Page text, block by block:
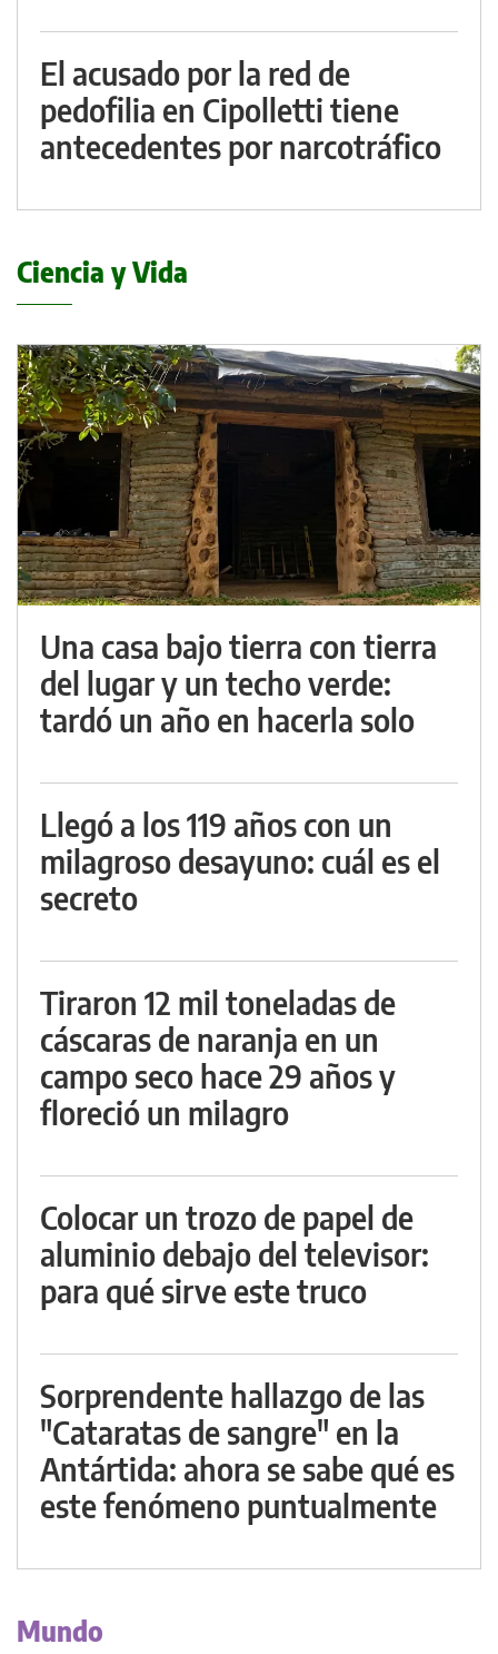
El acusado por la red de
pedofilia en Cipolletti tiene
antecedentes por narcotráfico
Ciencia y Vida
Una casa bajo tierra con tierra
del lugar y un techo verde:
tardó un año en hacerla solo
Llegó a los 119 años con un
milagroso desayuno: cuál es el
secreto
Tiraron 12 mil toneladas de
cáscaras de naranja en un
campo seco hace 29 años y
floreció un milagro
Colocar un trozo de papel de
aluminio debajo del televisor:
para qué sirve este truco
Sorprendente hallazgo de las
"Cataratas de sangre" en la
Antártida: ahora se sabe qué es
este fenómeno puntualmente
Mundo